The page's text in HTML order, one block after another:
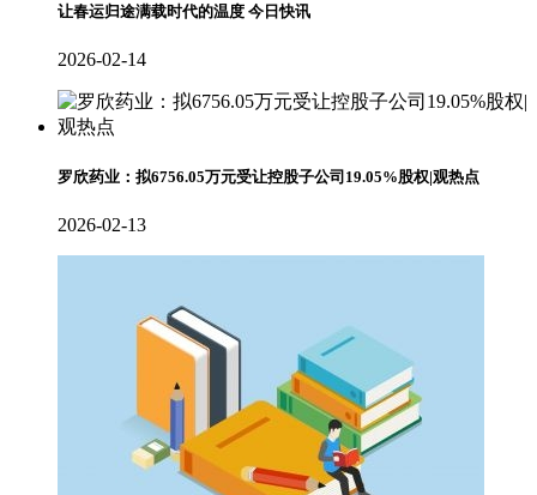
让春运归途满载时代的温度 今日快讯
2026-02-14
罗欣药业：拟6756.05万元受让控股子公司19.05%股权|观热点
2026-02-13